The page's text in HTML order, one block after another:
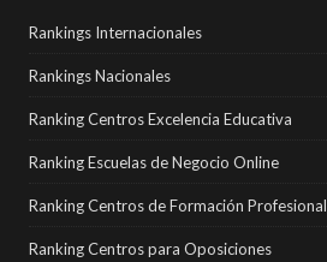
Rankings Internacionales
Rankings Nacionales
Ranking Centros Excelencia Educativa
Ranking Escuelas de Negocio Online
Ranking Centros de Formación Profesional
Ranking Centros para Oposiciones